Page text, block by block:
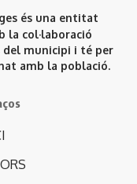
és una entitat
la col·laboració
del municipi i té per
amb la població.